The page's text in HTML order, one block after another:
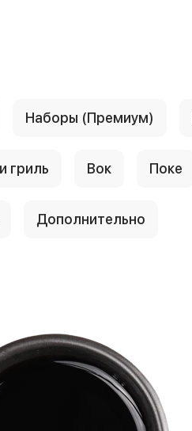
Наборы (Премиум)
гриль Вок Поке
Дополнительно